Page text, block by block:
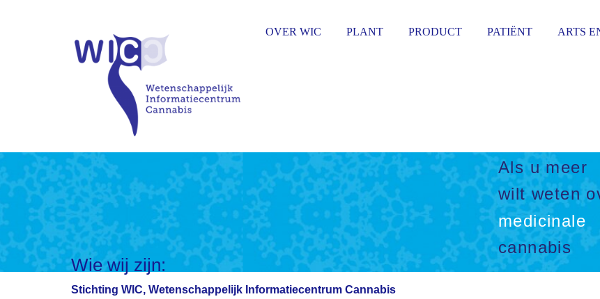
OVER WIC PLANT PRODUCT PATIËNT ARTS
Als u meer
wilt weten
medicinale
cannabis
Wie wij zijn:
Stichting WIC, Wetenschappelijk Informatiecentrum Cannabis